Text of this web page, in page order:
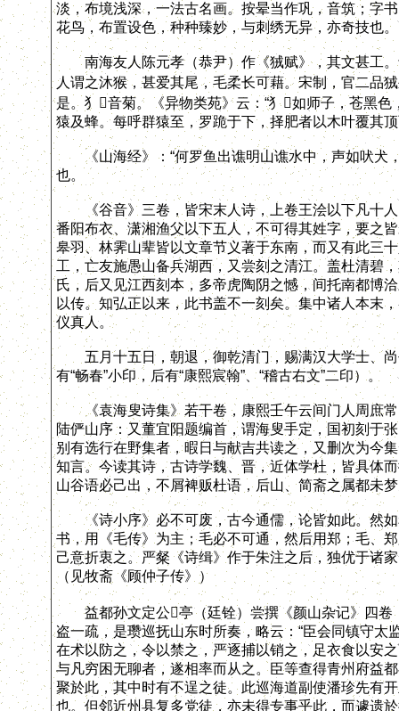
淡，布境浅深，一法古名画。按晕当作巩，音筑；字
花鸟，布置设色，种种臻妙，与刺绣无异，亦奇技也。
南海友人陈元孝（恭尹）作《狨赋》，其文甚工。
人谓之沐猴，甚爱其尾，毛柔长可藉。宋制，官二品
是。犭音菊。《异物类苑》云：“犭如师子，苍黑
猿及蜂。每呼群猿至，罗跪于下，择肥者以木叶覆其顶
《山海经》：“何罗鱼出谯明山谯水中，声如吠犬，
也。
《谷音》三卷，皆宋末人诗，上卷王浍以下凡十人
番阳布衣、潇湘渔父以下五人，不可得其姓字，要之
皋羽、林霁山辈皆以文章节义著于东南，而又有此三
工，亡友施愚山备兵湖西，又尝刻之清江。盖杜清碧
氏，后又见江西刻本，多帝虎陶阴之憾，间托南都博
以传。知弘正以来，此书盖不一刻矣。集中诸人本末
仪真人。
五月十五日，朝退，御乾清门，赐满汉大学士、尚
有“畅春”小印，后有“康熙宸翰”、“稽古右文”二印）。
《袁海叟诗集》若干卷，康熙壬午云间门人周庶常
陆俨山序：又董宜阳题编首，谓海叟手定，国初刻于
别有选行在野集者，暇日与献吉共读之，又删次为今
知言。今读其诗，古诗学魏、晋，近体学杜，皆具体
山谷语必己出，不屑裨贩杜语，后山、简斋之属都未
《诗小序》必不可废，古今通儒，论皆如此。然如
书，用《毛传》为主；毛必不可通，然后用郑；毛、
己意折衷之。严粲《诗缉》作于朱注之后，独优于诸
（见牧斋《顾仲子传》）
益都孙文定公亭（廷铨）尝撰《颜山杂记》四卷
盗一疏，是瓒巡抚山东时所奏，略云：“臣会同镇守
在术以防之，令以禁之，严逐捕以销之，足衣食以安
与凡穷困无聊者，遂相率而从之。臣等查得青州府益
聚於此，其中时有不逞之徒。此巡海道副使潘珍先有
也。但邻近州县复多党徒，亦未得专事乎此，而遽遗